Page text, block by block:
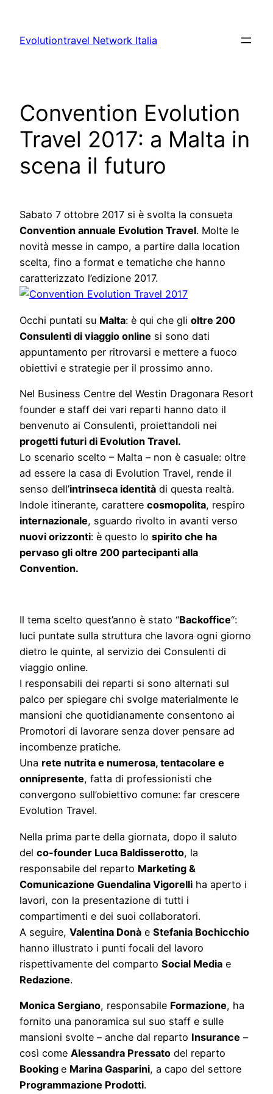
contenuto
Evolutiontravel Network Italia
Convention Evolution
Travel 2017: a Malta in
scena il futuro
Sabato 7 ottobre 2017 si è svolta la consueta
Convention annuale Evolution Travel. Molte le
novità messe in campo, a partire dalla location
scelta, fino a format e tematiche che hanno
caratterizzato l’edizione 2017.
Occhi puntati su Malta: è qui che gli oltre 200
Consulenti di viaggio online si sono dati
appuntamento per ritrovarsi e mettere a fuoco
obiettivi e strategie per il prossimo anno.
Nel Business Centre del Westin Dragonara Resort
founder e staff dei vari reparti hanno dato il
benvenuto ai Consulenti, proiettandoli nei
progetti futuri di Evolution Travel.
Lo scenario scelto – Malta – non è casuale: oltre
ad essere la casa di Evolution Travel, rende il
senso dell’intrinseca identità di questa realtà.
Indole itinerante, carattere cosmopolita, respiro
internazionale, sguardo rivolto in avanti verso
nuovi orizzonti: è questo lo spirito che ha
pervaso gli oltre 200 partecipanti alla
Convention.
Il tema scelto quest’anno è stato “Backoffice“:
luci puntate sulla struttura che lavora ogni giorno
dietro le quinte, al servizio dei Consulenti di
viaggio online.
I responsabili dei reparti si sono alternati sul
palco per spiegare chi svolge materialmente le
mansioni che quotidianamente consentono ai
Promotori di lavorare senza dover pensare ad
incombenze pratiche.
Una rete nutrita e numerosa, tentacolare e
onnipresente, fatta di professionisti che
convergono sull’obiettivo comune: far crescere
Evolution Travel.
Nella prima parte della giornata, dopo il saluto
del co-founder Luca Baldisserotto, la
responsabile del reparto Marketing &
Comunicazione Guendalina Vigorelli ha aperto i
lavori, con la presentazione di tutti i
compartimenti e dei suoi collaboratori.
A seguire, Valentina Donà e Stefania Bochicchio
hanno illustrato i punti focali del lavoro
rispettivamente del comparto Social Media e
Redazione.
Monica Sergiano, responsabile Formazione, ha
fornito una panoramica sul suo staff e sulle
mansioni svolte – anche dal reparto Insurance –
così come Alessandra Pressato del reparto
Booking e Marina Gasparini, a capo del settore
Programmazione Prodotti.